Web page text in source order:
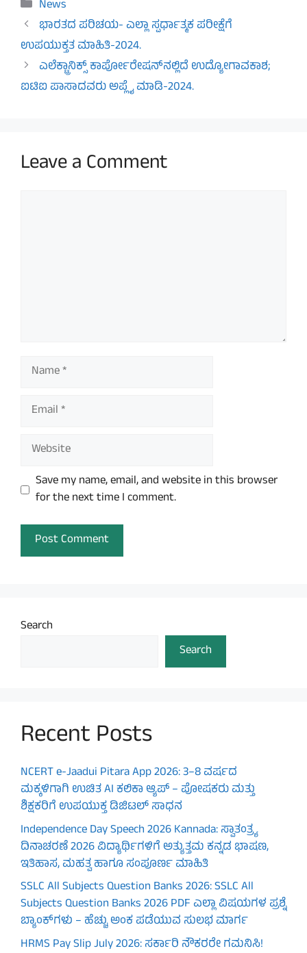
News
ಭಾರತದ ಪರಿಚಯ- ಎಲ್ಲಾ ಸ್ಪರ್ಧಾತ್ಮಕ ಪರೀಕ್ಷೆಗೆ
ಉಪಯುಕ್ತತ ಮಾಹಿತಿ-2024.
ಎಲೆಕ್ಟ್ರಾನಿಕ್ಸ್‌ ಕಾರ್ಪೋರೇಷನ್‌ನಲ್ಲಿದೆ ಉದ್ಯೋಗಾವಕಾಶ;
ಐಟಿಐ ಪಾಸಾದವರು ಅಪ್ಲೈ ಮಾಡಿ-2024.
Leave a Comment
Name
Email
Website
Save my name, email, and website in this browser
for the next time I comment.
Search
Search
Recent Posts
NCERT e-Jaadui Pitara App 2026: 3–8 ವರ್ಷದ
ಮಕ್ಕಳಿಗಾಗಿ ಉಚಿತ AI ಕಲಿಕಾ ಆ್ಯಪ್ – ಪೋಷಕರು ಮತ್ತು
ಶಿಕ್ಷಕರಿಗೆ ಉಪಯುಕ್ತ ಡಿಜಿಟಲ್ ಸಾಧನ
Independence Day Speech 2026 Kannada: ಸ್ವಾತಂತ್ರ್ಯ
ದಿನಾಚರಣೆ 2026 ವಿದ್ಯಾರ್ಥಿಗಳಿಗೆ ಅತ್ಯುತ್ತಮ ಕನ್ನಡ ಭಾಷಣ,
ಇತಿಹಾಸ, ಮಹತ್ವ ಹಾಗೂ ಸಂಪೂರ್ಣ ಮಾಹಿತಿ
SSLC All Subjects Question Banks 2026: SSLC All
Subjects Question Banks 2026 PDF ಎಲ್ಲಾ ವಿಷಯಗಳ ಪ್ರಶ್ನೆ
ಬ್ಯಾಂಕ್‌ಗಳು – ಹೆಚ್ಚು ಅಂಕ ಪಡೆಯುವ ಸುಲಭ ಮಾರ್ಗ
HRMS Pay Slip July 2026: ಸರ್ಕಾರಿ ನೌಕರರೇ ಗಮನಿಸಿ!